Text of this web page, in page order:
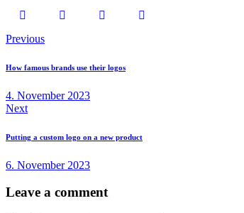
Previous
How famous brands use their logos
4. November 2023
Next
Putting a custom logo on a new product
6. November 2023
Leave a comment